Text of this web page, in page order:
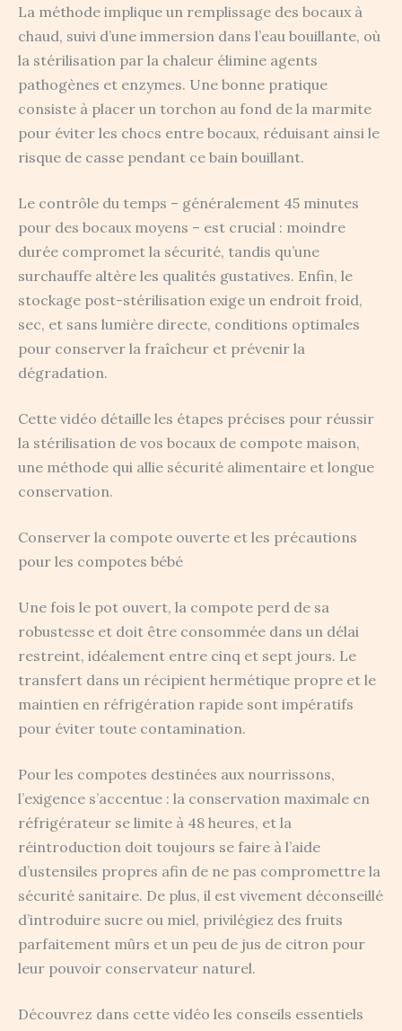
La méthode implique un remplissage des bocaux à
chaud, suivi d’une immersion dans l’eau bouillante, où
la stérilisation par la chaleur élimine agents
pathogènes et enzymes. Une bonne pratique
consiste à placer un torchon au fond de la marmite
pour éviter les chocs entre bocaux, réduisant ainsi le
risque de casse pendant ce bain bouillant.
Le contrôle du temps – généralement 45 minutes
pour des bocaux moyens – est crucial : moindre
durée compromet la sécurité, tandis qu’une
surchauffe altère les qualités gustatives. Enfin, le
stockage post-stérilisation exige un endroit froid,
sec, et sans lumière directe, conditions optimales
pour conserver la fraîcheur et prévenir la
dégradation.
Cette vidéo détaille les étapes précises pour réussir
la stérilisation de vos bocaux de compote maison,
une méthode qui allie sécurité alimentaire et longue
conservation.
Conserver la compote ouverte et les précautions
pour les compotes bébé
Une fois le pot ouvert, la compote perd de sa
robustesse et doit être consommée dans un délai
restreint, idéalement entre cinq et sept jours. Le
transfert dans un récipient hermétique propre et le
maintien en réfrigération rapide sont impératifs
pour éviter toute contamination.
Pour les compotes destinées aux nourrissons,
l’exigence s’accentue : la conservation maximale en
réfrigérateur se limite à 48 heures, et la
réintroduction doit toujours se faire à l’aide
d’ustensiles propres afin de ne pas compromettre la
sécurité sanitaire. De plus, il est vivement déconseillé
d’introduire sucre ou miel, privilégiez des fruits
parfaitement mûrs et un peu de jus de citron pour
leur pouvoir conservateur naturel.
Découvrez dans cette vidéo les conseils essentiels